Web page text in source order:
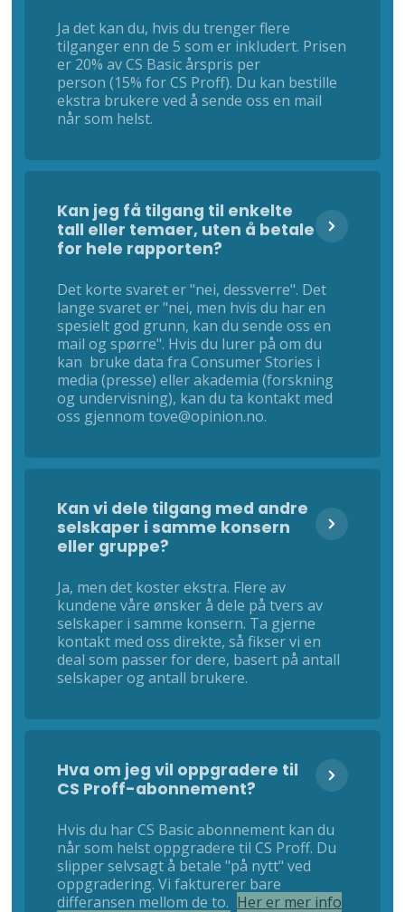
Ja det kan du, hvis du trenger flere
tilganger enn de 5 som er inkludert. Prisen
er 20% av CS Basic årspris per
person (15% for CS Proff). Du kan bestille
ekstra brukere ved å sende oss en mail
når som helst.
Kan jeg få tilgang til enkelte
tall eller temaer, uten å betale
for hele rapporten?
Det korte svaret er "nei, dessverre". Det
lange svaret er "nei, men hvis du har en
spesielt god grunn, kan du sende oss en
mail og spørre". Hvis du lurer på om du
kan bruke data fra Consumer Stories i
media (presse) eller akademia (forskning
og undervisning), kan du ta kontakt med
oss gjennom tove@opinion.no.
Kan vi dele tilgang med andre
selskaper i samme konsern
eller gruppe?
Ja, men det koster ekstra. Flere av
kundene våre ønsker å dele på tvers av
selskaper i samme konsern. Ta gjerne
kontakt med oss direkte, så fikser vi en
deal som passer for dere, basert på antall
selskaper og antall brukere.
Hva om jeg vil oppgradere til
CS Proff-abonnement?
Hvis du har CS Basic abonnement kan du
når som helst oppgradere til CS Proff. Du
slipper selvsagt å betale "på nytt" ved
oppgradering. Vi fakturerer bare
differansen mellom de to. Her er mer info